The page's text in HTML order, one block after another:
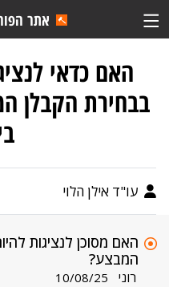
אתר
האם כדאי
בבחירת הקבלן
עו"ד אילן הלוי
האם מסוכן לנציגות
המבצע?
רוני 10/08/25